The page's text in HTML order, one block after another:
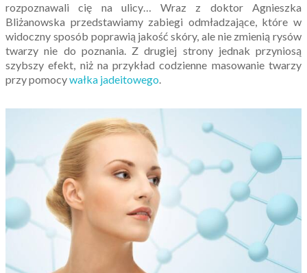
rozpoznawali cię na ulicy… Wraz z doktor Agnieszka
Bliżanowska przedstawiamy zabiegi odmładzające, które w
widoczny sposób poprawią jakość skóry, ale nie zmienią rysów
twarzy nie do poznania. Z drugiej strony jednak przyniosą
szybszy efekt, niż na przykład codzienne masowanie twarzy
przy pomocywałka jadeitowego.